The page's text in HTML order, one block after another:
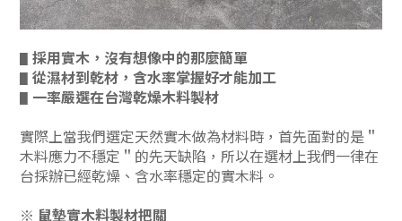
▋ 採用實木，沒有想像中的那麼簡單
▋ 從濕材到乾材，含水率掌握好才能加工
▋ 一率嚴選在台灣乾燥木料製材
實際上當我們選定天然實木做為材料時，首先面對的是＂
木料應力不穩定＂的先天缺陷，所以在選材上我們一律在
台採辦已經乾燥、含水率穩定的實木料。
※ 鼠墊實木料製材把關